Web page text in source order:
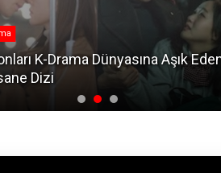
K-Drama Dünyasına Aşık
Dizi